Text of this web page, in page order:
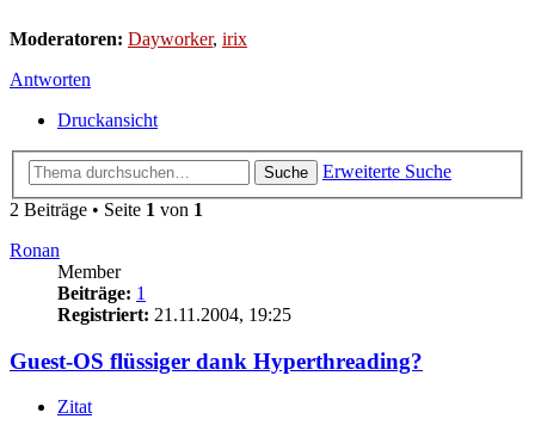
Moderatoren: Dayworker, irix
Antworten
Druckansicht
Suche
Erweiterte Suche
2 Beiträge • Seite 1 von 1
Ronan
Member
Beiträge: 1
Registriert: 21.11.2004, 19:25
Guest-OS flüssiger dank Hyperthreading?
Zitat